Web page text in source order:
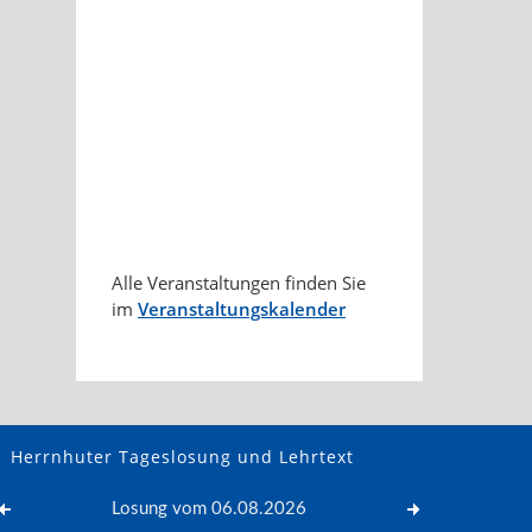
Alle Veranstaltungen finden Sie
im Veranstaltungskalender
Herrnhuter Tageslosung und Lehrtext